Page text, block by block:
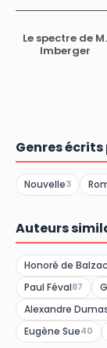
Le spectre de M.
Imberger
Genres
Nouvelle3
Auteurs
Honoré de Balzac
Paul Féval87
Alexandre
Eugène Sue40